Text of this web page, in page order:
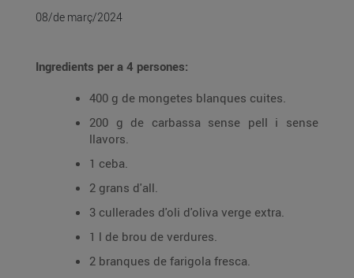
08/de març/2024
Ingredients per a 4 persones:
400 g de mongetes blanques cuites.
200 g de carbassa sense pell i sense
llavors.
1 ceba.
2 grans d'all.
3 cullerades d'oli d'oliva verge extra.
1 l de brou de verdures.
2 branques de farigola fresca.